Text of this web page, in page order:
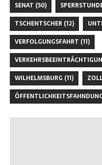
SENAT (50)
TSCHENTSCHER (12)
VERFOLGUNGSFAHRT (11)
WILHELMSBURG (11)